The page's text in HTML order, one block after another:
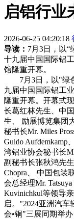
启铝行业
2026-06-25 04:20:18
导读： 7月3日，以“
十九届中国国际铝
馆隆重开幕。
7月3日，以"绿色
九届中国国际铝工
隆重开幕。开幕式
长葛红林先生、中
生、 励展博览集团
秘书长Mr. Miles
Guido
湾铝业协会秘书长
副秘书长张秋鸿先
Chopra、 中国包装
会总经理Mr.
Kuvinichkul等领导
启。"2024亚洲汽
会•铜"三展同期举